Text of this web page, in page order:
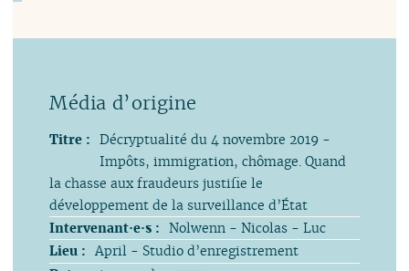
Titre : Décryptualité du 4 novembre 2019 -
Impôts, immigration, chômage. Quand
la chasse aux fraudeurs justifie le
développement de la surveillance d’État
Intervenant·e·s : Nolwenn - Nicolas - Luc
Lieu : April - Studio d’enregistrement